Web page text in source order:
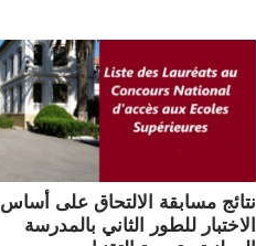
نتائج مسابقة الالتحاق على أساس
الاختبار للطور الثاني بالمدرسة